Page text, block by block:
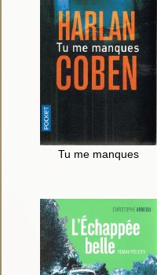
Tu me manques